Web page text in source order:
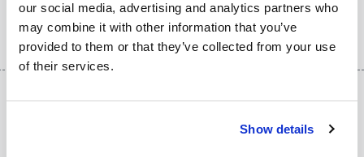
our social media, advertising and analytics partners who
may combine it with other information that you’ve
provided to them or that they’ve collected from your use
of their services.
Show details
OFF GRID
Bataryalı şebeke bağımsız sistemler içindir.